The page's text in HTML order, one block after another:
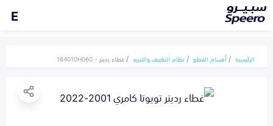
E
الرئيسية أقسام القطع نظام التكييف والتبريد غطاء رديتر - 164010H060